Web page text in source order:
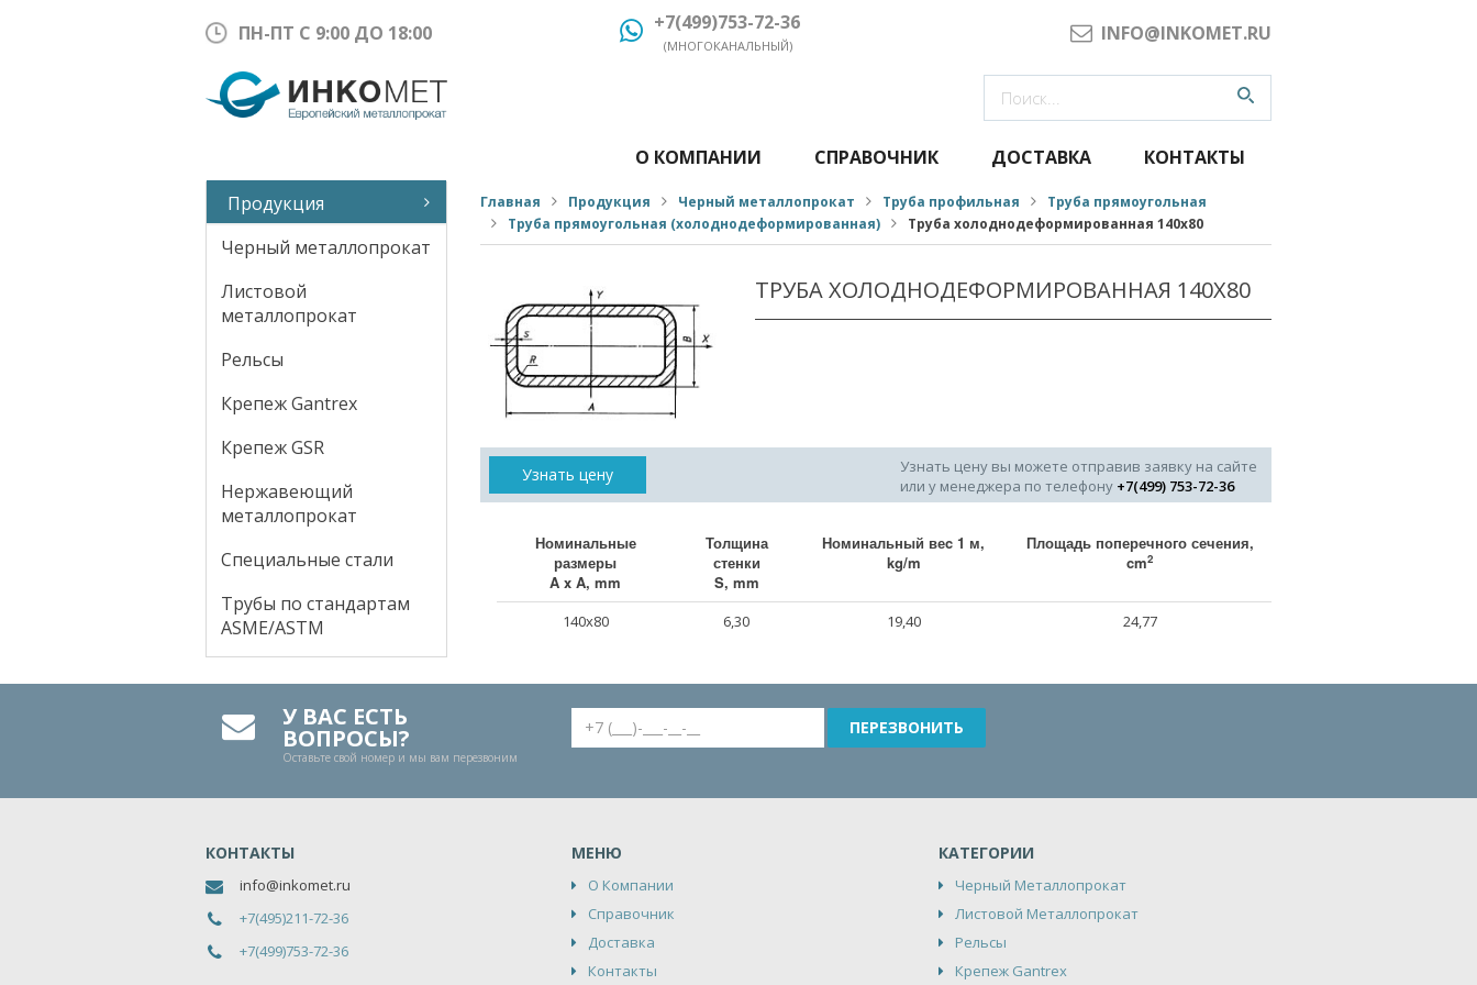
ПН-ПТ С 9:00 ДО 18:00 +7(499)753-72-36
(МНОГОКАНАЛЬНЫЙ)
INFO@INKOMET.RU
Продукция
Черный металлопрокат
Листовой
металлопрокат
Рельсы
Крепеж Gantrex
Крепеж GSR
Нержавеющий
металлопрокат
Специальные стали
Трубы по стандартам
ASME/ASTM
О КОМПАНИИ СПРАВОЧНИК ДОСТАВКА КОНТАКТЫ
Главная Продукция Черный металлопрокат Труба профильная
Труба прямоугольная
Труба прямоугольная (холоднодеформированная)
Труба холоднодеформированная 140x80
ТРУБА ХОЛОДНОДЕФОРМИРОВАННАЯ 140X80
Узнать цену
Узнать цену вы можете отправив заявку на сайте
или у менеджера по телефону +7(499) 753-72-36
Номинальные
размеры
A x A, mm
Толщина
стенки
S, mm
Номинальный веc 1 м,
kg/m
Площадь поперечного сечения,
cm2
140x80 6,30 19,40 24,77
У ВАС ЕСТЬ
ВОПРОСЫ?
Оставьте свой номер и мы вам перезвоним
КОНТАКТЫ
info@inkomet.ru
+7(495)211-72-36
+7(499)753-72-36
МЕНЮ
О Компании
Справочник
Доставка
Контакты
КАТЕГОРИИ
Черный Металлопрокат
Листовой Металлопрокат
Рельсы
Крепеж Gantrex